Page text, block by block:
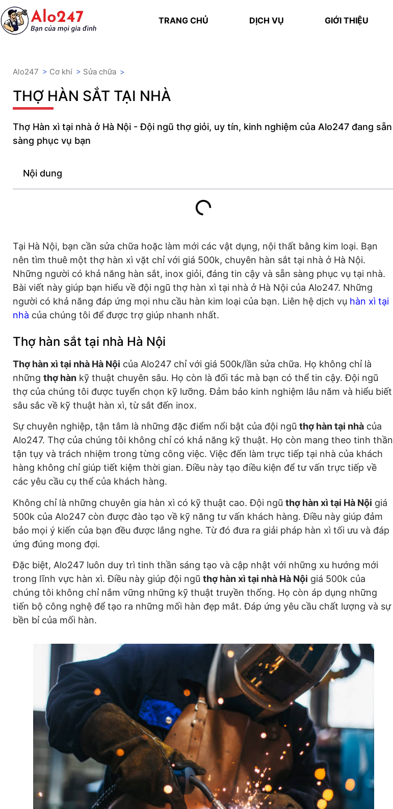
TRANG CHỦ DỊCH VỤ GIỚI THIỆU
Alo247 > Cơ khí > Sửa chữa >
THỢ HÀN SẮT TẠI NHÀ
Thợ Hàn xì tại nhà ở Hà Nội - Đội ngũ thợ giỏi, uy tín, kinh nghiệm của Alo247 đang sẵn
sàng phục vụ bạn
Nội dung
Tại Hà Nội, bạn cần sửa chữa hoặc làm mới các vật dụng, nội thất bằng kim loại. Bạn
nên tìm thuê một thợ hàn xì vặt chỉ với giá 500k, chuyên hàn sắt tại nhà ở Hà Nội.
Những người có khả năng hàn sắt, inox giỏi, đáng tin cậy và sẵn sàng phục vụ tại nhà.
Bài viết này giúp bạn hiểu về đội ngũ thợ hàn xì tại nhà ở Hà Nội của Alo247. Những
người có khả năng đáp ứng mọi nhu cầu hàn kim loại của bạn. Liên hệ dịch vụ hàn xì tại
nhà của chúng tôi để được trợ giúp nhanh nhất.
Thợ hàn sắt tại nhà Hà Nội
Thợ hàn xì tại nhà Hà Nội của Alo247 chỉ với giá 500k/lần sửa chữa. Họ không chỉ là
những thợ hàn kỹ thuật chuyên sâu. Họ còn là đối tác mà bạn có thể tin cậy. Đội ngũ
thợ của chúng tôi được tuyển chọn kỹ lưỡng. Đảm bảo kinh nghiệm lâu năm và hiểu biết
sâu sắc về kỹ thuật hàn xì, từ sắt đến inox.
Sự chuyên nghiệp, tận tâm là những đặc điểm nổi bật của đội ngũ thợ hàn tại nhà của
Alo247. Thợ của chúng tôi không chỉ có khả năng kỹ thuật. Họ còn mang theo tinh thần
tận tụy và trách nhiệm trong từng công việc. Việc đến làm trực tiếp tại nhà của khách
hàng không chỉ giúp tiết kiệm thời gian. Điều này tạo điều kiện để tư vấn trực tiếp về
các yêu cầu cụ thể của khách hàng.
Không chỉ là những chuyên gia hàn xì có kỹ thuật cao. Đội ngũ thợ hàn xì tại Hà Nội giá
500k của Alo247 còn được đào tạo về kỹ năng tư vấn khách hàng. Điều này giúp đảm
bảo mọi ý kiến của bạn đều được lắng nghe. Từ đó đưa ra giải pháp hàn xì tối ưu và đáp
ứng đúng mong đợi.
Đặc biệt, Alo247 luôn duy trì tinh thần sáng tạo và cập nhật với những xu hướng mới
trong lĩnh vực hàn xì. Điều này giúp đội ngũ thợ hàn xì tại nhà Hà Nội giá 500k của
chúng tôi không chỉ nắm vững những kỹ thuật truyền thống. Họ còn áp dụng những
tiến bộ công nghệ để tạo ra những mối hàn đẹp mắt. Đáp ứng yêu cầu chất lượng và sự
bền bỉ của mối hàn.